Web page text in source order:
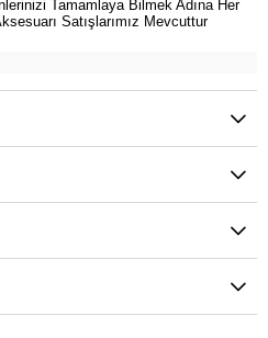
Tamamlaya Bilmek Adına Her
Satışlarımız Mevcuttur